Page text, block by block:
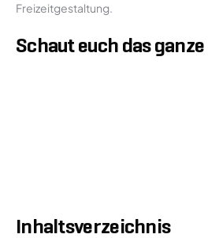
Freizeitgestaltung.
Schaut euch das ganze
Inhaltsverzeichnis